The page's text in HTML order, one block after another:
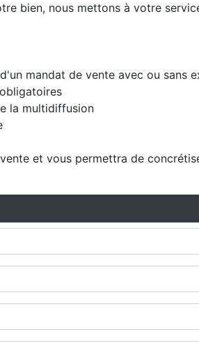
bien, nous mettons à votre
mandat de vente avec ou sans
la multidiffusion
et vous permettra de